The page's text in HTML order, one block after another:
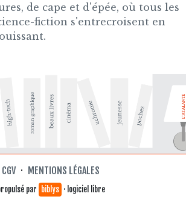
de cape et d'épée, où tous les
fiction s'entrecroisent en
CGV · MENTIONS LÉGALES
par biblys · logiciel libre